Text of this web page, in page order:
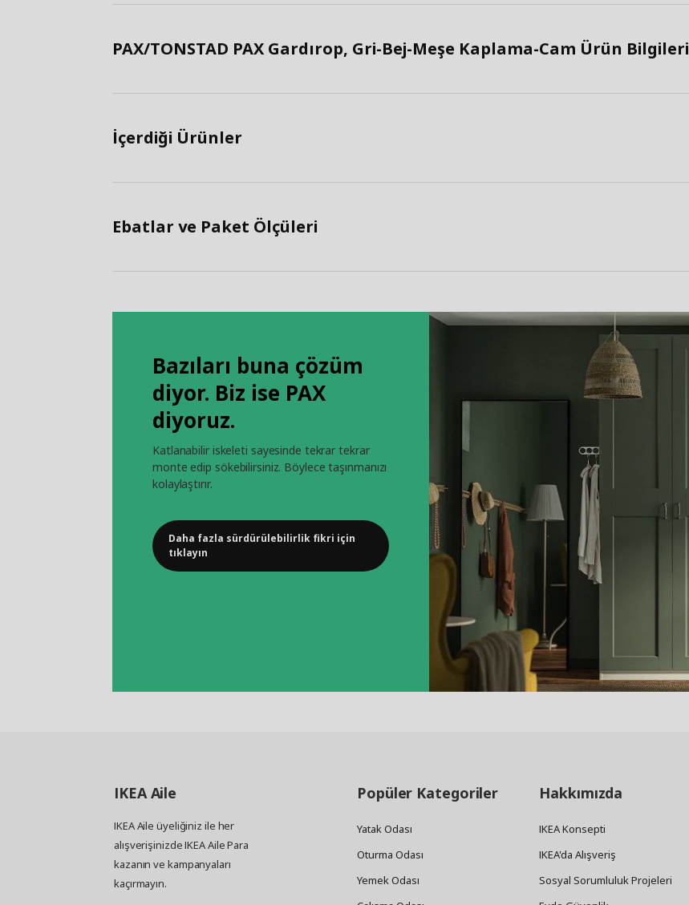
PAX/TONSTAD PAX Gardırop, Gri-Bej-Meşe Kaplama-Cam Ürün Bilgileri
İçerdiği Ürünler
Ebatlar ve Paket Ölçüleri
Bazıları buna çözüm
diyor. Biz ise PAX
diyoruz.
Katlanabilir iskeleti sayesinde tekrar tekrar
monte edip sökebilirsiniz. Böylece taşınmanızı
kolaylaştırır.
Daha fazla sürdürülebilirlik fikri için
tıklayın
IKEAAile
IKEA Aile üyeliğiniz ile her
alışverişinizde IKEA Aile Para
kazanın ve kampanyaları
kaçırmayın.
Popüler Kategoriler
Yatak Odası
Oturma Odası
Yemek Odası
Hakkımızda
IKEA Konsepti
IKEA'da Alışveriş
Sosyal Sorumluluk Projeleri